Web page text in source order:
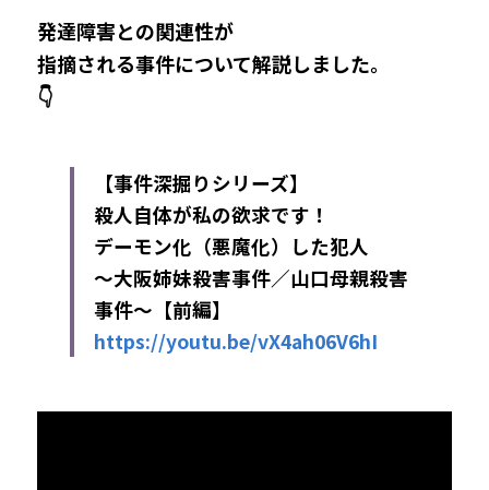
発達障害との関連性が
指摘される事件について解説しました。
👇
【事件深掘りシリーズ】
殺人自体が私の欲求です！
デーモン化（悪魔化）した犯人
～大阪姉妹殺害事件／山口母親殺害
事件～ 【前編】
https://youtu.be/vX4ah06V6hI